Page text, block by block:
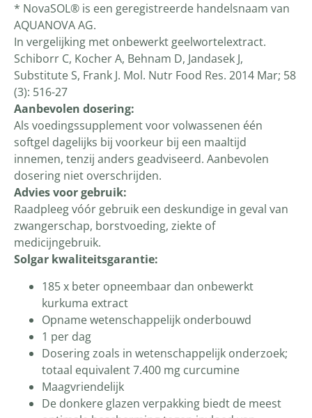
* NovaSOL® is een geregistreerde handelsnaam van
AQUANOVA AG.
In vergelijking met onbewerkt geelwortelextract.
Schiborr C, Kocher A, Behnam D, Jandasek J,
Substitute S, Frank J. Mol. Nutr Food Res. 2014 Mar; 58
(3): 516-27
Aanbevolen dosering:
Als voedingssupplement voor volwassenen één
softgel dagelijks bij voorkeur bij een maaltijd
innemen, tenzij anders geadviseerd. Aanbevolen
dosering niet overschrijden.
Advies voor gebruik:
Raadpleeg vóór gebruik een deskundige in geval van
zwangerschap, borstvoeding, ziekte of
medicijngebruik.
Solgar kwaliteitsgarantie:
185 x beter opneembaar dan onbewerkt
kurkuma extract
Opname wetenschappelijk onderbouwd
1 per dag
Dosering zoals in wetenschappelijk onderzoek;
totaal equivalent 7.400 mg curcumine
Maagvriendelijk
De donkere glazen verpakking biedt de meest